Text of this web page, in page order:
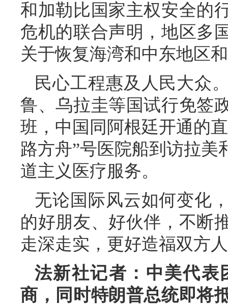
和加勒比国家主权安全的
危机的联合声明，地区多
关于恢复海湾和中东地区
民心工程惠及人民大众
鲁、乌拉圭等国试行免签
班，中国同阿根廷开通的
路方舟”号医院船到访拉
道主义医疗服务。
无论国际风云如何变化
的好朋友、好伙伴，不断
走深走实，更好造福双方
法新社记者：中美代表
商，同时特朗普总统即将